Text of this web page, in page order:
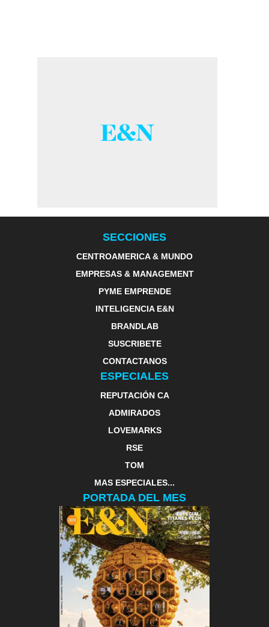
SECCIONES
CENTROAMERICA & MUNDO
EMPRESAS & MANAGEMENT
PYME EMPRENDE
INTELIGENCIA E&N
BRANDLAB
SUSCRIBETE
CONTACTANOS
ESPECIALES
REPUTACIÓN CA
ADMIRADOS
LOVEMARKS
RSE
TOM
MAS ESPECIALES...
PORTADA DEL MES